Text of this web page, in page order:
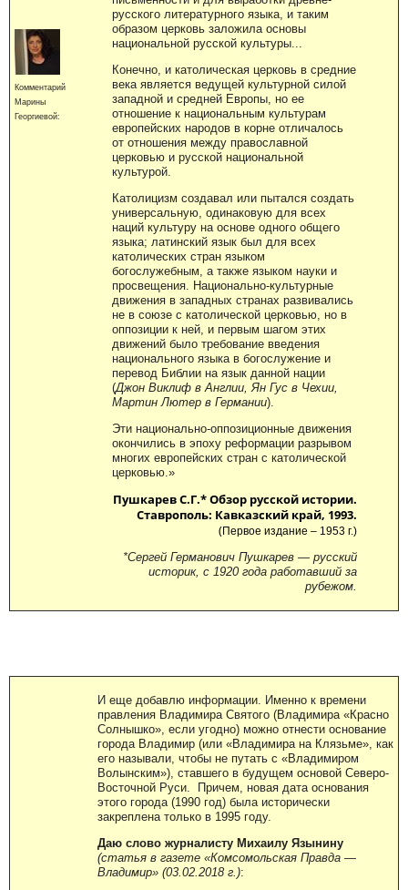
Комментарий
Марины
Георгиевой:
русского литературного языка, и таким
образом церковь заложила основы
национальной русской культуры...
Конечно, и католическая церковь в средние
века является ведущей культурной силой
западной и средней Европы, но ее
отношение к национальным культурам
европейских народов в корне отличалось
от отношения между православной
церковью и русской национальной
культурой.
Католицизм создавал или пытался создать
универсальную, одинаковую для всех
наций культуру на основе одного общего
языка; латинский язык был для всех
католических стран языком
богослужебным, а также языком науки и
просвещения. Национально-культурные
движения в западных странах развивались
не в союзе с католической церковью, но в
оппозиции к ней, и первым шагом этих
движений было требование введения
национального языка в богослужение и
перевод Библии на язык данной нации
(Джон Виклиф в Англии, Ян Гус в Чехии,
Мартин Лютер в Германии).
Эти национально-оппозиционные движения
окончились в эпоху реформации разрывом
многих европейских стран с католической
церковью.»
Пушкарев С.Г.* Обзор русской истории.
Ставрополь: Кавказский край, 1993.
(Первое издание – 1953 г.)
*Сергей Германович Пушкарев — русский
историк, с 1920 года работавший за
рубежом.
И еще добавлю информации. Именно к времени
правления Владимира Святого (Владимира «Красно
Солнышко», если угодно) можно отнести основание
города Владимир (или «Владимира на Клязьме», как
его называли, чтобы не путать с «Владимиром
Волынским»), ставшего в будущем основой Северо-
Восточной Руси. Причем, новая дата основания
этого города (1990 год) была исторически
закреплена только в 1995 году.
Даю слово журналисту Михаилу Язынину
(статья в газете «Комсомольская Правда —
Владимир» (03.02.2018 г.):